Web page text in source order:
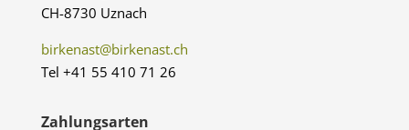
CH-8730 Uznach
birkenast@birkenast.ch
Tel +41 55 410 71 26
Zahlungsarten